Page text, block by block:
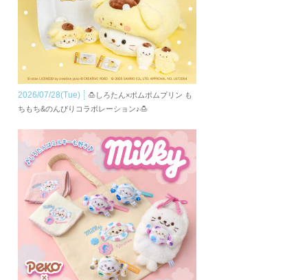
2026/07/28(Tue)
🍮しろたん×ポムポムプリン も
ちもち&のんびりコラボレーション♪🍮